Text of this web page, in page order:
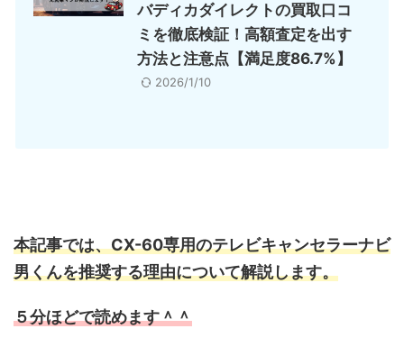
バディカダイレクトの買取口コ
ミを徹底検証！高額査定を出す
方法と注意点【満足度86.7%】
2026/1/10
本記事では、CX-60専用のテレビキャンセラーナビ
男くんを推奨する理由について解説します。
５分ほどで読めます＾＾